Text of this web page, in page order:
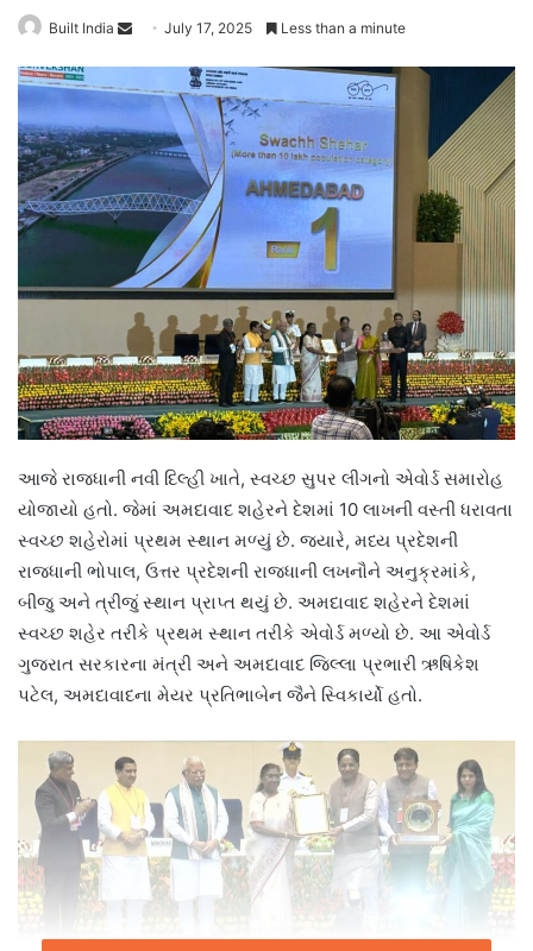
Built India
Send
email
July 17, 2025 Less than a minute
આજે રાજધાની નવી દિલ્હી ખાતે, સ્વચ્છ સુપર લીગનો એવોર્ડ સમારોહ
યોજાયો હતો. જેમાં અમદાવાદ શહેરને દેશમાં 10 લાખની વસ્તી ધરાવતા
સ્વચ્છ શહેરોમાં પ્રથમ સ્થાન મળ્યું છે. જ્યારે, મધ્ય પ્રદેશની
રાજધાની ભોપાલ, ઉત્તર પ્રદેશની રાજધાની લખનૌને અનુક્રમાંકે,
બીજુ અને ત્રીજું સ્થાન પ્રાપ્ત થયું છે. અમદાવાદ શહેરને દેશમાં
સ્વચ્છ શહેર તરીકે પ્રથમ સ્થાન તરીકે એવોર્ડ મળ્યો છે. આ એવોર્ડ
ગુજરાત સરકારના મંત્રી અને અમદાવાદ જિલ્લા પ્રભારી ઋષિકેશ
પટેલ, અમદાવાદના મેયર પ્રતિભાબેન જૈને સ્વિકાર્યો હતો.